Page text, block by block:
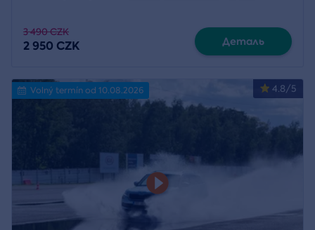
3 490 CZK
2 950 CZK Деталь
4.8/5
Volný termín od 10.08.2026